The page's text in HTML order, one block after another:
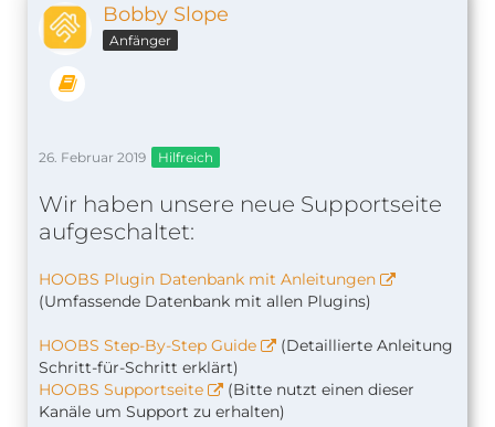
Bobby Slope
Anfänger
26. Februar 2019 Hilfreich
Wir haben unsere neue Supportseite
aufgeschaltet:
HOOBS Plugin Datenbank mit Anleitungen
(Umfassende Datenbank mit allen Plugins)
HOOBS Step-By-Step Guide
(Detaillierte Anleitung
Schritt-für-Schritt erklärt)
HOOBS Supportseite
(Bitte nutzt einen dieser
Kanäle um Support zu erhalten)